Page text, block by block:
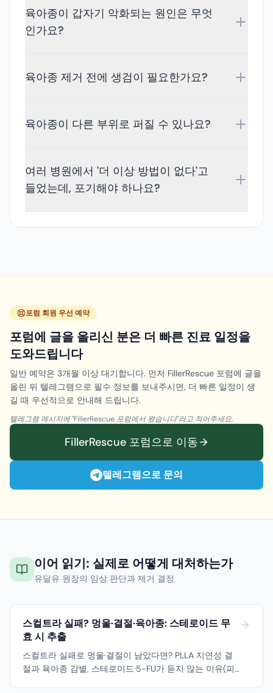
육아종이 갑자기 악화되는 원인은 무엇
인가요?
육아종 제거 전에 생검이 필요한가요?
육아종이 다른 부위로 퍼질 수 있나요?
여러 병원에서 '더 이상 방법이 없다'고
들었는데, 포기해야 하나요?
포럼 회원 우선 예약
포럼에 글을 올리신 분은 더 빠른 진료 일정을
도와드립니다
일반 예약은 3개월 이상 대기합니다. 먼저 FillerRescue 포럼에 글을
올린 뒤 텔레그램으로 필수 정보를 보내주시면, 더 빠른 일정이 생
길 때 우선적으로 안내해 드립니다.
텔레그램 메시지에 "FillerRescue 포럼에서 왔습니다"라고 적어주세요.
FillerRescue 포럼으로 이동
텔레그램으로 문의
이어 읽기: 실제로 어떻게 대처하는가
유달유 원장의 임상 판단과 제거 결정
스컬트라 실패? 멍울·결절·육아종: 스테로이드 무
효 시 추출
스컬트라 실패로 멍울·결절이 남았다면? PLLA 지연성 결
절과 육아종 감별, 스테로이드·5-FU가 듣지 않는 이유(피